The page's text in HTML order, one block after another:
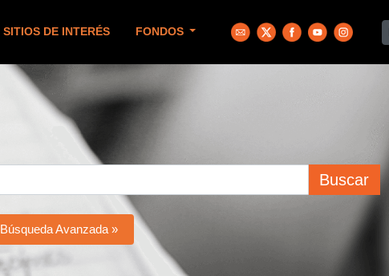
SITIOS DE INTERÉS FONDOS
Buscar
Búsqueda Avanzada »